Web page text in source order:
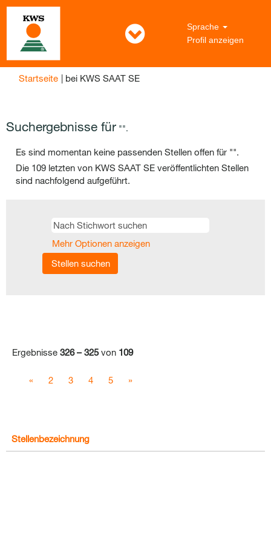
Sprache
Profil anzeigen
Startseite | bei KWS SAAT SE(aktuelle
Suchergebnisse für "".
Es sind momentan keine passenden Stellen offen für "".
Die 109 letzten von KWS SAAT SE veröffentlichten Stellen
sind nachfolgend aufgeführt.
Mehr Optionen anzeigen
Ergebnisse 326 – 325von 109
« 2 3 4 5 »
Stellenbezeichnung